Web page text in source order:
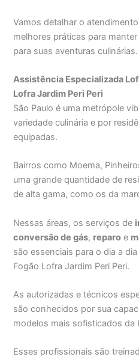
Vamos detalhar o
melhores práticas para
para suas aventuras culinárias.
Assistência Especializada
Lofra Jardim Peri Peri
São Paulo é uma metrópole
variedade culinária e por
equipadas.
Bairros como Moema,
uma grande quantidade de
de alta gama, como os da
Nessas áreas, os serviços de
conversão de gás, reparo e
são essenciais para o dia a
Fogão Lofra Jardim Peri Peri.
As autorizadas e técnicos
são conhecidos por sua
modelos mais sofisticados da
Esses profissionais são